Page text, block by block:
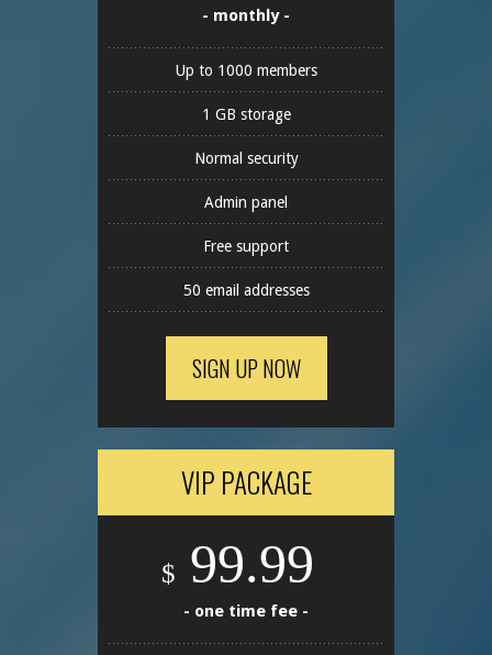
- monthly -
Up to 1000 members
1 GB storage
Normal security
Admin panel
Free support
50 email addresses
SIGN UP NOW
VIP PACKAGE
$ 99.99
- one time fee -